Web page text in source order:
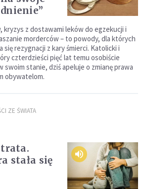
kryzys z dostawami leków do egzekucji i
morderców – to powody, dla których
rezygnacji z kary śmierci. Katolicki i
czterdzieści pięć lat temu osobiście
swoim stanie, dziś apeluje o zmianę prawa
obywatelom.
ZE ŚWIATA
stała się